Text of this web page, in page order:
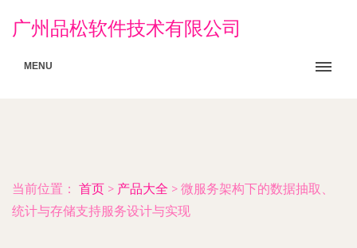
广州品松软件技术有限公司
MENU
当前位置： 首页 > 产品大全 > 微服务架构下的数据抽取、
统计与存储支持服务设计与实现